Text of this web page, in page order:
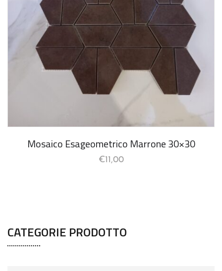
Mosaico Esageometrico Marrone 30×30
€11,00
CATEGORIE PRODOTTO